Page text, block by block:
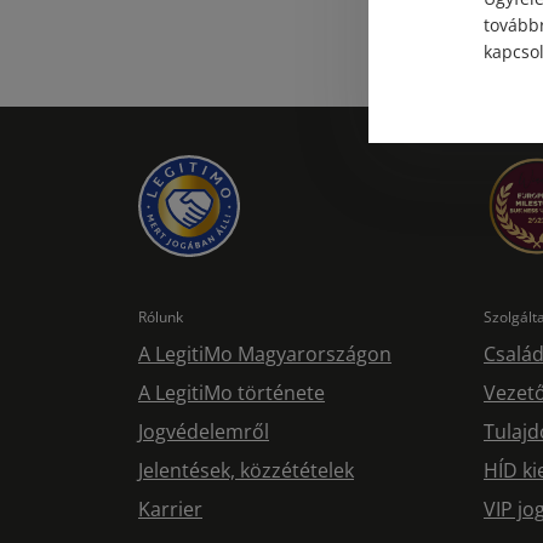
Rólunk
A LegitiMo Magyarországon
A LegitiMo története
Jogvédelemről
Jelentések, közzétételek
Karrier
HÍD
VIP